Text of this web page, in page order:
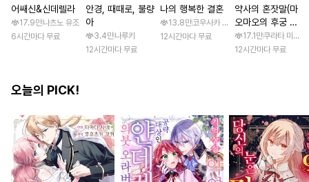
어쌔신&신데렐라
17.9만나츠노 유조
6시간마다 무료
안경, 때때로, 불량
아
3.4만나루키
12시간마다 무료
나의 행복한 결혼
13.8만코우사카 리토 / 아기토기 아쿠미
12시간마다 무료
약사의 혼잣말(마
오마오의 후궁 수
수께끼 풀이수첩)
17.1만쿠라타 미노
12시간마다 무료
오늘의 PICK!